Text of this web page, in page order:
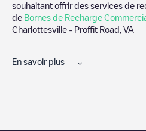
souhaitant offrir des services de
de Bornes de Recharge
Charlottesville - Proffit Road, VA
En savoir plus